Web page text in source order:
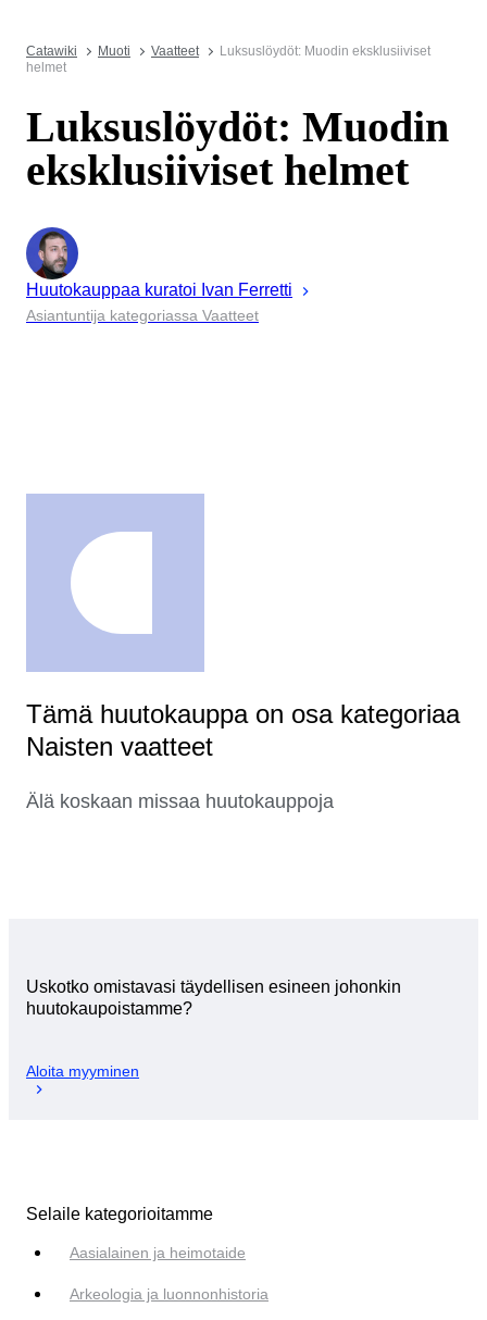
Catawiki Muoti Vaatteet
Luksuslöydöt: Muodin eksklusiiviset
helmet
Luksuslöydöt: Muodin
eksklusiiviset helmet
Huutokauppaa kuratoi Ivan Ferretti
Asiantuntija kategoriassa Vaatteet
Tämä huutokauppa on osa kategoriaa
Naisten vaatteet
Älä koskaan missaa huutokauppoja
Uskotko omistavasi täydellisen esineen johonkin
huutokaupoistamme?
Aloita myyminen
Selaile kategorioitamme
Aasialainen ja heimotaide
Arkeologia ja luonnonhistoria